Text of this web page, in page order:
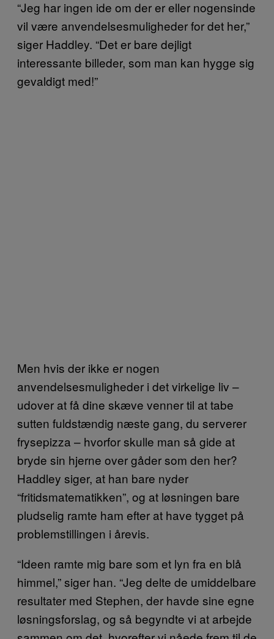
“Jeg har ingen ide om der er eller nogensinde
vil være anvendelsesmuligheder for det her,”
siger Haddley. “Det er bare dejligt
interessante billeder, som man kan hygge sig
gevaldigt med!”
Men hvis der ikke er nogen
anvendelsesmuligheder i det virkelige liv –
udover at få dine skæve venner til at tabe
sutten fuldstændig næste gang, du serverer
frysepizza – hvorfor skulle man så gide at
bryde sin hjerne over gåder som den her?
Haddley siger, at han bare nyder
“fritidsmatematikken”, og at løsningen bare
pludselig ramte ham efter at have tygget på
problemstillingen i årevis.
“Ideen ramte mig bare som et lyn fra en blå
himmel,” siger han. “Jeg delte de umiddelbare
resultater med Stephen, der havde sine egne
løsningsforslag, og så begyndte vi at arbejde